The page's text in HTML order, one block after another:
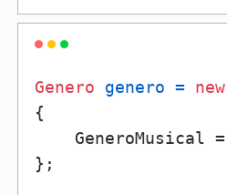
Genero genero = new
{
    GeneroMusical =
};